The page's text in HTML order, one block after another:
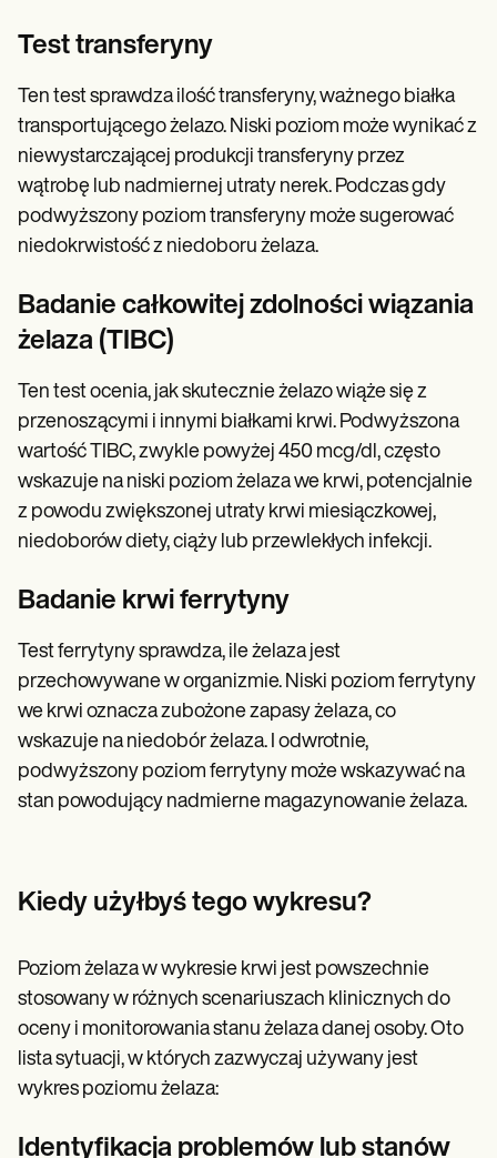
Test transferyny
Ten test sprawdza ilość transferyny, ważnego białka
transportującego żelazo. Niski poziom może wynikać z
niewystarczającej produkcji transferyny przez
wątrobę lub nadmiernej utraty nerek. Podczas gdy
podwyższony poziom transferyny może sugerować
niedokrwistość z niedoboru żelaza.
Badanie całkowitej zdolności wiązania
żelaza (TIBC)
Ten test ocenia, jak skutecznie żelazo wiąże się z
przenoszącymi i innymi białkami krwi. Podwyższona
wartość TIBC, zwykle powyżej 450 mcg/dl, często
wskazuje na niski poziom żelaza we krwi, potencjalnie
z powodu zwiększonej utraty krwi miesiączkowej,
niedoborów diety, ciąży lub przewlekłych infekcji.
Badanie krwi ferrytyny
Test ferrytyny sprawdza, ile żelaza jest
przechowywane w organizmie. Niski poziom ferrytyny
we krwi oznacza zubożone zapasy żelaza, co
wskazuje na niedobór żelaza. I odwrotnie,
podwyższony poziom ferrytyny może wskazywać na
stan powodujący nadmierne magazynowanie żelaza.
Kiedy użyłbyś tego wykresu?
Poziom żelaza w wykresie krwi jest powszechnie
stosowany w różnych scenariuszach klinicznych do
oceny i monitorowania stanu żelaza danej osoby. Oto
lista sytuacji, w których zazwyczaj używany jest
wykres poziomu żelaza:
Identyfikacja problemów lub stanów